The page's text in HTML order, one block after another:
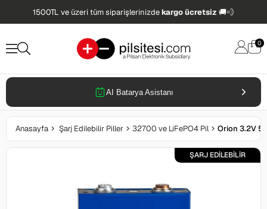
1500TL ve üzeri tüm siparişlerinizdekargo ücretsiz 🚚💨
0
AI Batarya Asistanı
Anasayfa Şarj Edilebilir Piller 32700 ve LiFePO4 Pil Orion 3.2V
ŞARJ EDİLEBİLİR